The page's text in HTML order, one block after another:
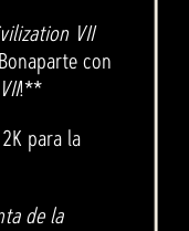
VII
con
!**
para la
de la